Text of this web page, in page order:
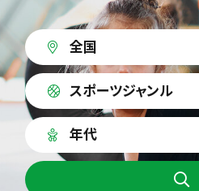
全国
スポーツジャンル
年代